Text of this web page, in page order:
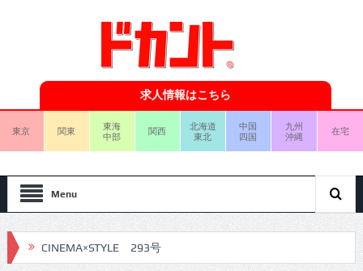
求人情報はこちら
東京 関東
東海
中部
関西
北海道
東北
中国
四国
九州
沖縄
在宅
Menu
CINEMA×STYLE 293号